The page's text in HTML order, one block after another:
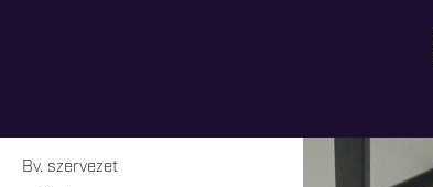
Jelenlegi hely
Bv. szervezet